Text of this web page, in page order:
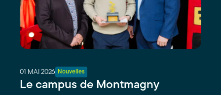
01 MAI 2026 Nouvelles
Le campus de Montmagny